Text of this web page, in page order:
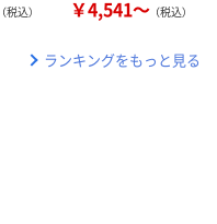
（税込） ￥4,541～ （税込）
ランキングをもっと見る